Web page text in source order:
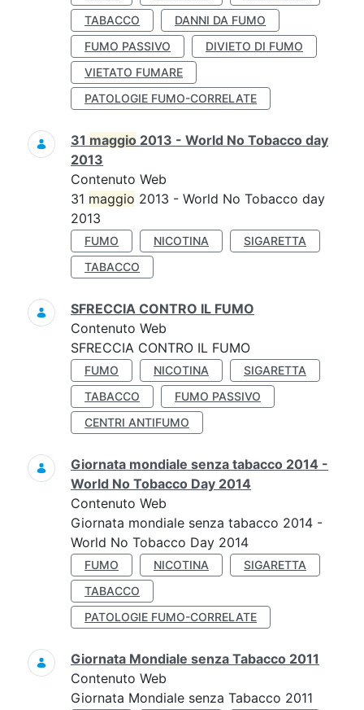
TABACCO
DANNI DA FUMO
FUMO PASSIVO
DIVIETO DI FUMO
VIETATO FUMARE
PATOLOGIE FUMO-CORRELATE
31 maggio 2013 - World No Tobacco day
2013
Contenuto Web
31 maggio 2013 - World No Tobacco day
2013
FUMO NICOTINA
SIGARETTA
TABACCO
SFRECCIA CONTRO IL FUMO
Contenuto Web
SFRECCIA CONTRO IL FUMO
FUMO NICOTINA
SIGARETTA
TABACCO
FUMO PASSIVO
CENTRI ANTIFUMO
Giornata mondiale senza tabacco 2014 -
World No Tobacco Day 2014
Contenuto Web
Giornata mondiale senza tabacco 2014 -
World No Tobacco Day 2014
FUMO NICOTINA
SIGARETTA
TABACCO
PATOLOGIE FUMO-CORRELATE
Giornata Mondiale senza Tabacco 2011
Contenuto Web
Giornata Mondiale senza Tabacco 2011